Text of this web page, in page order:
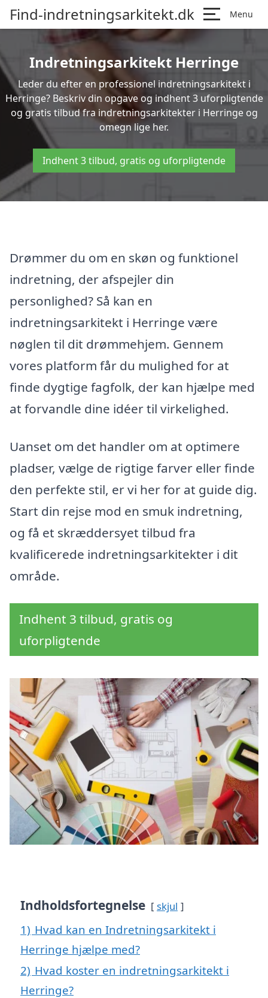
Find-indretningsarkitekt.dk Menu
Indretningsarkitekt Herringe
Leder du efter en professionel indretningsarkitekt i
Herringe? Beskriv din opgave og indhent 3 uforpligtende
og gratis tilbud fra indretningsarkitekter i Herringe og
omegn lige her.
Indhent 3 tilbud, gratis og uforpligtende
Drømmer du om en skøn og funktionel
indretning, der afspejler din
personlighed? Så kan en
indretningsarkitekt i Herringe være
nøglen til dit drømmehjem. Gennem
vores platform får du mulighed for at
finde dygtige fagfolk, der kan hjælpe med
at forvandle dine idéer til virkelighed.
Uanset om det handler om at optimere
pladser, vælge de rigtige farver eller finde
den perfekte stil, er vi her for at guide dig.
Start din rejse mod en smuk indretning,
og få et skræddersyet tilbud fra
kvalificerede indretningsarkitekter i dit
område.
Indhent 3 tilbud, gratis og
uforpligtende
Indholdsfortegnelse skjul
1) Hvad kan en Indretningsarkitekt i
Herringe hjælpe med?
2) Hvad koster en indretningsarkitekt i
Herringe?